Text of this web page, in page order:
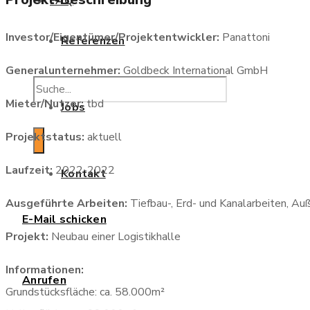
E-Mail schicken
Anrufen
Referenzen
Jobs
Kontakt
Investor/Eigentümer/Projektentwickler: Panattoni
Generalunternehmer: Goldbeck International GmbH
Mieter/Nutzer:tbd
Projektstatus: aktuell
Laufzeit: 2022-2022
Ausgeführte Arbeiten: Tiefbau-, Erd- und Kanalarbeiten,
Projekt: Neubau einer Logistikhalle
Informationen:
Grundstücksfläche: ca. 58.000m²